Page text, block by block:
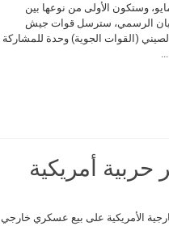
وستكون الأولى من نوعها بين
الرسمي، سترسل قوات جيش
(القوات الجوية) وحدة للمشاركة
حربية أمريكية
الأمريكية على بيع عسكري خارجي